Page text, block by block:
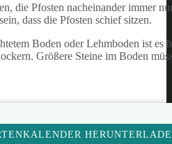
die Pfosten nacheinander immer
dass die Pfosten schief sitzen.
Boden oder Lehmboden ist
Größere Steine im Boden